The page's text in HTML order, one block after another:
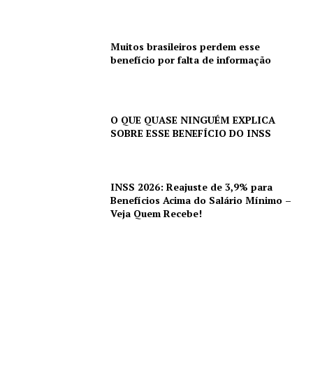
Muitos brasileiros perdem esse
benefício por falta de informação
O QUE QUASE NINGUÉM EXPLICA
SOBRE ESSE BENEFÍCIO DO INSS
INSS 2026: Reajuste de 3,9% para
Benefícios Acima do Salário Mínimo –
Veja Quem Recebe!